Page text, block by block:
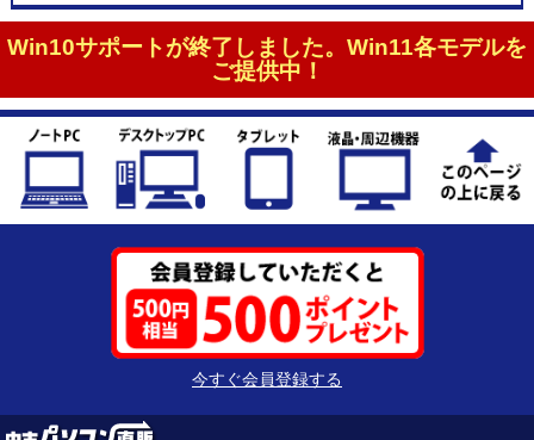
Win10サポートが終了しました。Win11各モデルを
ご提供中！
今すぐ会員登録する